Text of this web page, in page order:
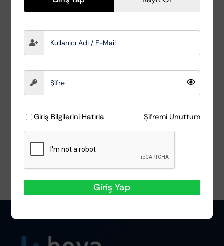
Green Star 1lt –
Konsantre Genel
Temizleyici
Koch Chemie 776,52
Ayrıntılar
Giriş Bilgilerini Hatırla Şifremi Unuttum
Giriş Yap